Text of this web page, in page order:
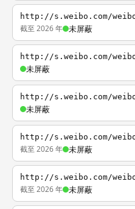
http://s.weibo.com/
截至 2026 年 未屏蔽
http://s.weibo.com/
未屏蔽
http://s.weibo.com/
未屏蔽
http://s.weibo.com/
截至 2026 年 未屏蔽
http://s.weibo.com/
截至 2026 年 未屏蔽